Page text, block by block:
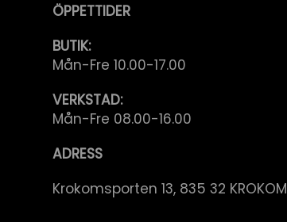
ÖPPETTIDER
BUTIK:
Mån-Fre 10.00-17.00
VERKSTAD:
Mån-Fre 08.00-16.00
ADRESS
Krokomsporten 13, 835 32 KROKOM